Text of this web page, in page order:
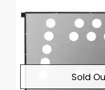
Sold